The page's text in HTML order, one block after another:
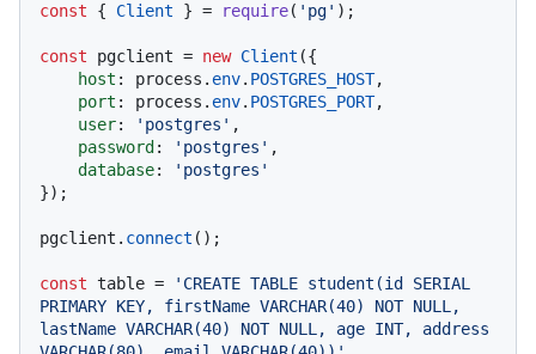
const { Client } = require( 'pg' );
const pgclient = new Client ({
host : process. env. POSTGRES_HOST,
port : process. env. POSTGRES_PORT,
user: 'postgres' ,
password : 'postgres' ,
database:
'postgres'
});
pgclient. connect ();
const table =
'CREATE TABLE student(id SERIAL
PRIMARY KEY, firstName VARCHAR(40) NOT NULL,
lastName VARCHAR(40) NOT NULL, age INT, address